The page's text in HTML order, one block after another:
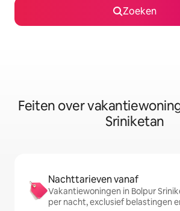
Zoeken
Feiten over
Sriniketan
Nachttarieven vanaf
Vakantiewoningen in Bolpur
per nacht, exclusief belastingen